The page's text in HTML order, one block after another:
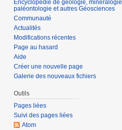
Encyclopédie de géologie, minéralogie,
paléontologie et autres Géosciences
Communauté
Actualités
Modifications récentes
Page au hasard
Aide
Créer une nouvelle page
Galerie des nouveaux fichiers
Outils
Pages liées
Suivi des pages liées
Atom